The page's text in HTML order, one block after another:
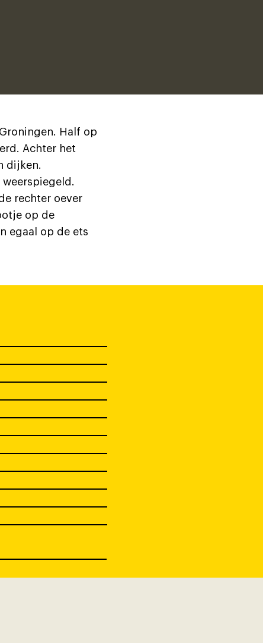
Half op
Achter het
dijken.
rechter oever
op de
egaal op de ets